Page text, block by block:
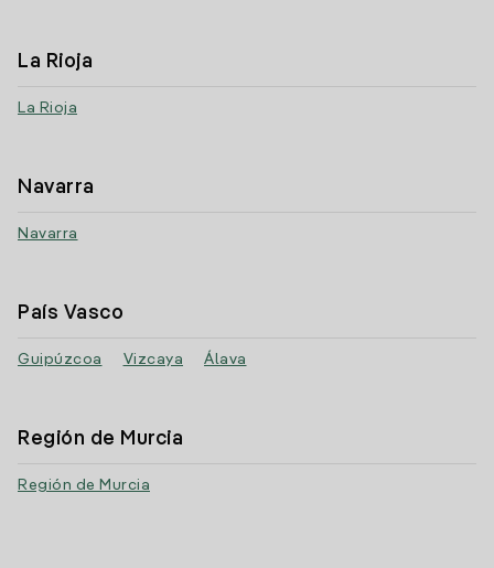
La Rioja
La Rioja
Navarra
Navarra
País Vasco
Guipúzcoa Vizcaya Álava
Región de Murcia
Región de Murcia